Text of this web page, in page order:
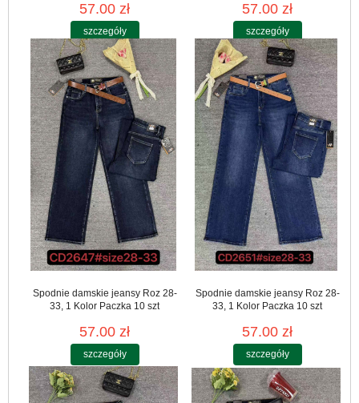
57.00 zł
szczegóły
57.00 zł
szczegóły
Spodnie damskie jeansy Roz 28-
33, 1 Kolor Paczka 10 szt
57.00 zł
szczegóły
Spodnie damskie jeansy Roz 28-
33, 1 Kolor Paczka 10 szt
57.00 zł
szczegóły